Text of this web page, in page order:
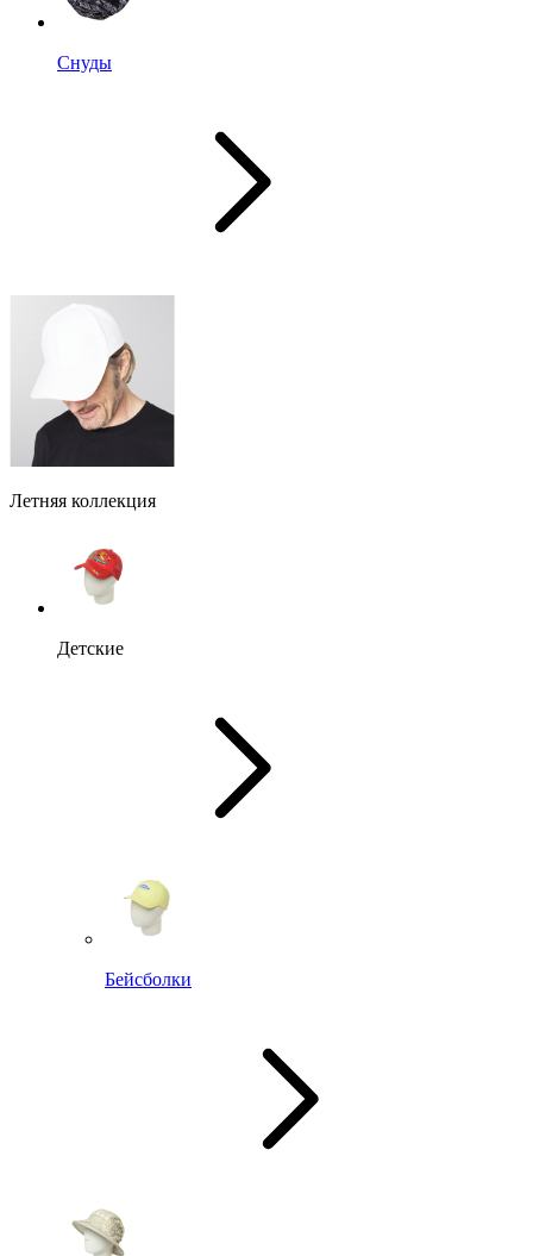
Снуды
Летняя коллекция
Детские
Бейсболки